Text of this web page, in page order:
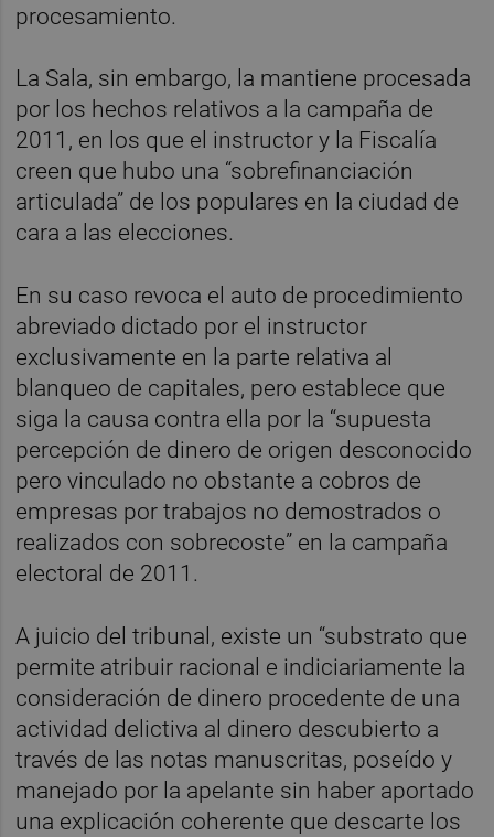
procesamiento.
La Sala, sin embargo, la mantiene procesada
por los hechos relativos a la campaña de
2011, en los que el instructor y la Fiscalía
creen que hubo una “sobrefinanciación
articulada” de los populares en la ciudad de
cara a las elecciones.
En su caso revoca el auto de procedimiento
abreviado dictado por el instructor
exclusivamente en la parte relativa al
blanqueo de capitales, pero establece que
siga la causa contra ella por la “supuesta
percepción de dinero de origen desconocido
pero vinculado no obstante a cobros de
empresas por trabajos no demostrados o
realizados con sobrecoste” en la campaña
electoral de 2011.
A juicio del tribunal, existe un “substrato que
permite atribuir racional e indiciariamente la
consideración de dinero procedente de una
actividad delictiva al dinero descubierto a
través de las notas manuscritas, poseído y
manejado por la apelante sin haber aportado
una explicación coherente que descarte los